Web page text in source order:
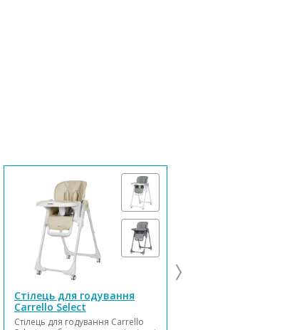
Стілець для годування
Carrello Select
Стілець для годування Carrello